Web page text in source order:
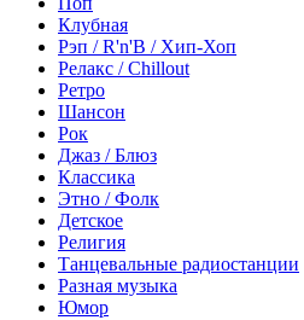
Клубная
Рэп / R'n'B / Хип-Хоп
Релакс / Chillout
Ретро
Шансон
Рок
Джаз / Блюз
Классика
Этно / Фолк
Детское
Религия
Танцевальные радиостанции
Разная музыка
Юмор